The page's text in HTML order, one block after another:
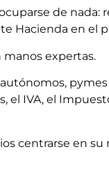
de nada:
Hacienda en el
manos expertas.
el IVA, el
centrarse en